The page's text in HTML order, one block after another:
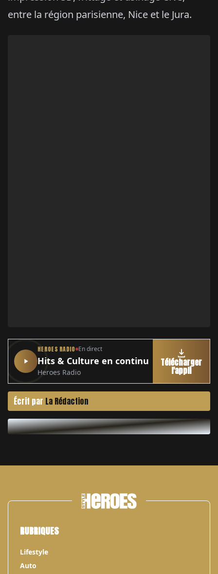
entre la région parisienne, Nice et le Jura.
HEROES RADIO En direct
Hits & Culture en continu
Heroes Radio
Télécharger
l'appli
Écrit par La Rédaction
RUBRIQUES
Lifestyle
Auto